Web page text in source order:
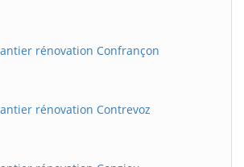
rénovation Confrançon
rénovation Contrevoz